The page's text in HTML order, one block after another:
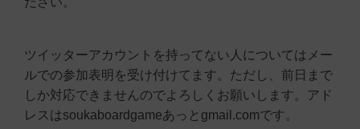
ツイッターアカウントを持ってない人についてはメー
ルでの参加表明を受け付けてます。ただし、前日まで
しか対応できませんのでよろしくお願いします。アド
レスはsoukaboardgameあっとgmail.comです。